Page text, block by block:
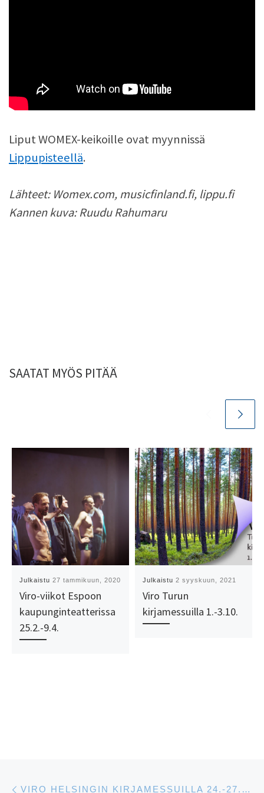
Liput WOMEX-keikoille ovat myynnissä
Lippupisteellä.
Lähteet: Womex.com, musicfinland.fi, lippu.fi
Kannen kuva: Ruudu Rahumaru
SAATAT MYÖS PITÄÄ
Julkaistu27 tammikuun, 2020
Viro-viikot Espoon
kaupunginteatterissa
25.2.-9.4.
Julkaistu2 syyskuun, 2021
Viro Turun
kirjamessuilla 1.-3.10.
Artikkelien navigointi VIRO HELSINGIN KIRJAMESSUILLA 24.-27.10.2019